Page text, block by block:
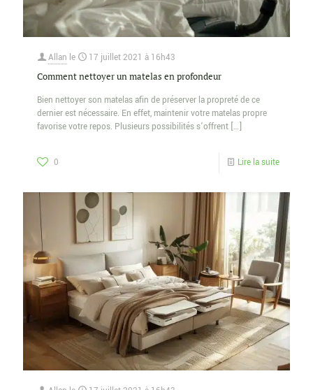
Allan le 17 juillet 2021 à 16h43
Comment nettoyer un matelas en profondeur
Bien nettoyer son matelas afin de préserver la propreté de ce
dernier est nécessaire. En effet, maintenir votre matelas propre
favorise votre repos. Plusieurs possibilités s’offrent […]
0 Lire la suite